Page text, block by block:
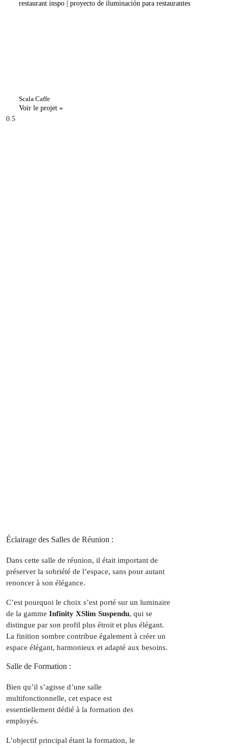
Scala Caffe
Voir le projet »
Éclairage des Salles de Réunion :
Dans cette salle de réunion, il était important de
préserver la sobriété de l’espace, sans pour autant
renoncer à son élégance.
C’est pourquoi le choix s’est porté sur un luminaire
de la gamme Infinity XSlim Suspendu, qui se
distingue par son profil plus étroit et plus élégant.
La finition sombre contribue également à créer un
espace élégant, harmonieux et adapté aux besoins.
Salle de Formation :
Bien qu’il s’agisse d’une salle
multifonctionnelle, cet espace est
essentiellement dédié à la formation des
employés.
L’objectif principal étant la formation, le